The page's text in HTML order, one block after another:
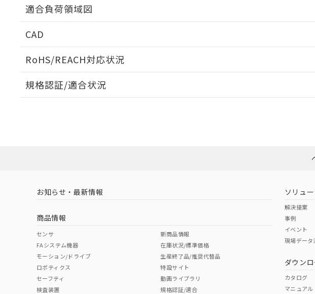
適合負荷領域図
CAD
RoHS/REACH対応状況
EU RoHS 注意事項・凡例
ダウンロードはこちら
中国 RoHS 注意事項・凡例
中国 RoHS表
Pb Hg Cr(VI)
規格認証/適合状況
お知らせ・最新情報
商品情報
センサ
FAシステム機器
モーション/ドライブ
ロボティクス
セーフティ
検査装置
新商品情報
在庫状況/標準価格
生産終了品/推奨代替品
特設サイト
動画ライブラリ
規格認証/適合
ソリュ
解決提案
事例
イベント
現場データ
ダウン
カタログ
マニュアル